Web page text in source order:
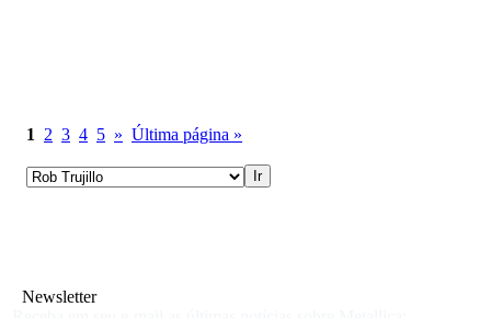
1 2 3 4 5 » Última página »
Newsletter